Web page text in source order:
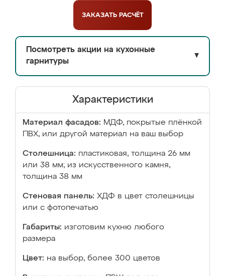
ЗАКАЗАТЬ РАСЧЁТ
Посмотреть акции на кухонные
гарнитуры
▼
Характеристики
Материал фасадов: МДФ, покрытые плёнкой
ПВХ, или другой материал на ваш выбор
Столешница: пластиковая, толщина 26 мм
или 38 мм; из искусственного камня,
толщина 38 мм
Стеновая панель: ХДФ в цвет столешницы
или с фотопечатью
Габариты: изготовим кухню любого
размера
Цвет: на выбор, более 300 цветов